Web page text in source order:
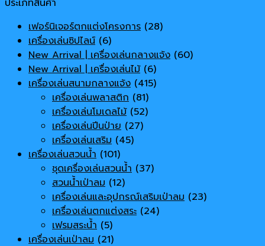
ประเภทสินค้า
เฟอร์นิเจอร์ตกแต่งโครงการ (28)
เครื่องเล่นซิปไลน์ (6)
New Arrival | เครื่องเล่นกลางแจ้ง (60)
New Arrival | เครื่องเล่นไม้ (6)
เครื่องเล่นสนามกลางแจ้ง (415)
เครื่องเล่นพลาสติก (81)
เครื่องเล่นโมเดลไม้ (52)
เครื่องเล่นปีนป่าย (27)
เครื่องเล่นเสริม (45)
เครื่องเล่นสวนน้ำ (101)
ชุดเครื่องเล่นสวนน้ำ (37)
สวนน้ำเป่าลม (12)
เครื่องเล่นและอุปกรณ์เสริมเป่าลม (23)
เครื่องเล่นตกแต่งสระ (24)
เฟรมสระน้ำ (5)
เครื่องเล่นเป่าลม (21)